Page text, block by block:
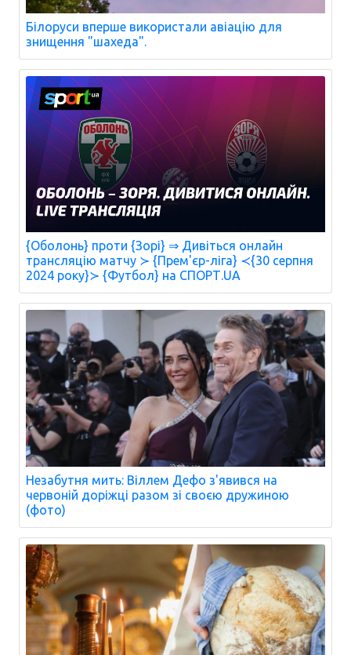
Білоруси вперше використали авіацію для
знищення "шахеда".
{Оболонь} проти {Зорі} ⇒ Дивіться онлайн
трансляцію матчу ≻ {Прем'єр-ліга} ≺{30 серпня
2024 року}≻ {Футбол} на СПОРТ.UA
Незабутня мить: Віллем Дефо з'явився на
червоній доріжці разом зі своєю дружиною
(фото)